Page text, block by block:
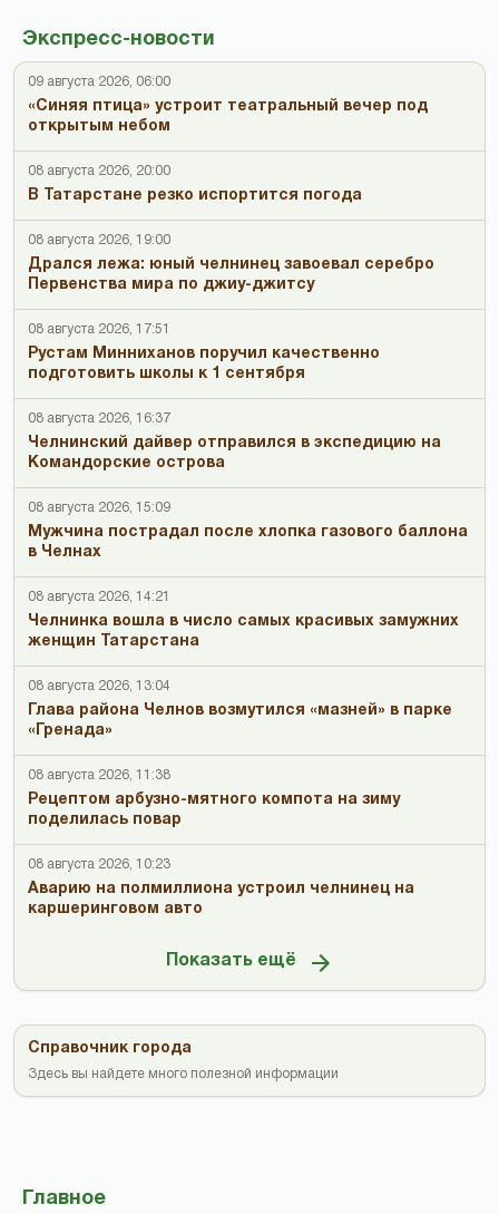
Экспресс-новости
09 августа 2026, 06:00
«Синяя птица» устроит театральный вечер под
открытым небом
08 августа 2026, 20:00
В Татарстане резко испортится погода
08 августа 2026, 19:00
Дрался лежа: юный челнинец завоевал серебро
Первенства мира по джиу-джитсу
08 августа 2026, 17:51
Рустам Минниханов поручил качественно
подготовить школы к 1 сентября
08 августа 2026, 16:37
Челнинский дайвер отправился в экспедицию на
Командорские острова
08 августа 2026, 15:09
Мужчина пострадал после хлопка газового баллона
в Челнах
08 августа 2026, 14:21
Челнинка вошла в число самых красивых замужних
женщин Татарстана
08 августа 2026, 13:04
Глава района Челнов возмутился «мазней» в парке
«Гренада»
08 августа 2026, 11:38
Рецептом арбузно-мятного компота на зиму
поделилась повар
08 августа 2026, 10:23
Аварию на полмиллиона устроил челнинец на
каршеринговом авто
Показать ещё
Справочник города
Здесь вы найдете много полезной информации
Главное